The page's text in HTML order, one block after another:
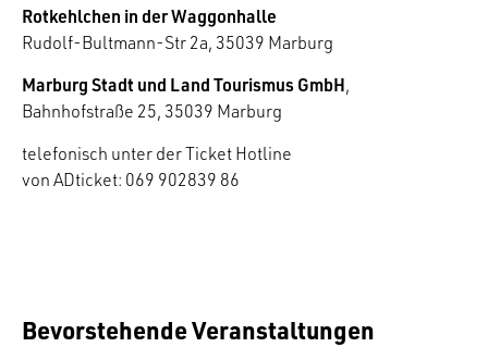
Rotkehlchen in der Waggonhalle
Rudolf-Bultmann-Str 2a, 35039 Marburg
Marburg Stadt und Land Tourismus GmbH,
Bahnhofstraße 25, 35039 Marburg
telefonisch unter der Ticket Hotline
von ADticket: 069 902839 86
Bevorstehende Veranstaltungen